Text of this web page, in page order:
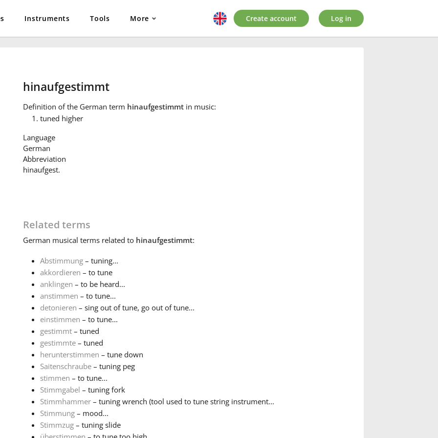
Instruments Tools More Create account Log in
hinaufgestimmt
Definition of the German term hinaufgestimmtin music:
tuned higher
Language
German
Abbreviation
hinaufgest.
Related terms
German musical terms related to hinaufgestimmt:
Abstimmung– tuning...
akkordieren – to tune
anklingen – to be heard...
anstimmen – to tune...
detonieren – sing out of tune, go out of tune...
einstimmen – to tune...
gestimmt– tuned
gestimmte– tuned
herunterstimmen – tune down
Saitenschraube– tuning peg
stimmen – to tune...
Stimmgabel – tuning fork
Stimmhammer– tuning wrench (tool used to tune string instrument...
Stimmung– mood...
Stimmzug– tuning slide